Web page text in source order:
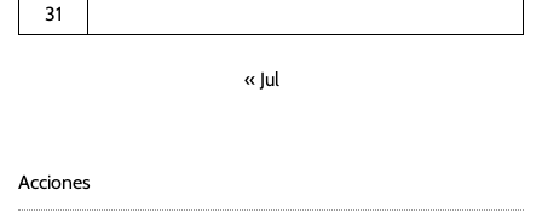
31
« Jul
Acciones